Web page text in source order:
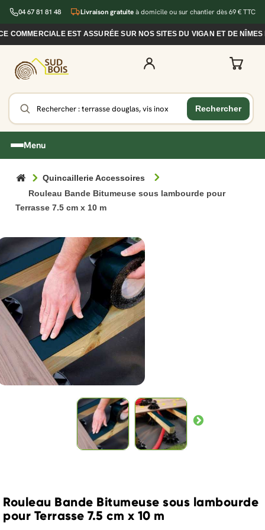
04 67 81 81 48 Livraison gratuite à domicile ou sur chantier dès 69 € TTC
EST ASSURÉE SUR NOS SITES DU VIGAN ET DE NÎMES
Menu
Quincaillerie Accessoires
Rouleau Bande Bitumeuse sous lambourde pour
Terrasse 7.5 cm x 10 m
Rouleau Bande Bitumeuse sous lambourde
pour Terrasse 7.5 cm x 10 m